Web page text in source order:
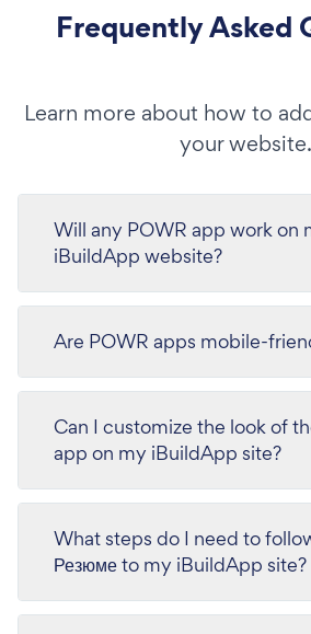
Frequently Asked
Learn more about how to
your website.
Will any POWR app work on
iBuildApp website?
Are POWR apps mobile-
Can I customize the look of
app on my iBuildApp site?
What steps do I need to
Резюме to my iBuildApp site?